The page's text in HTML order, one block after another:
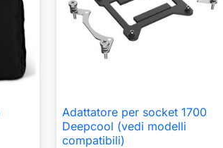
 Anteprima
Adattatore per socket 1700
Deepcool (vedi modelli
compatibili)